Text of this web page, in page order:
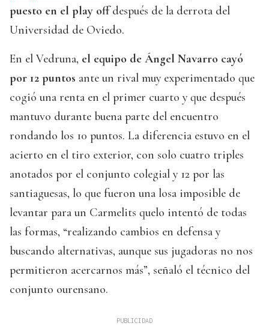
puesto en el play offdespués de la derrota del
Universidad de Oviedo.
En el Vedruna, el equipo de Ángel Navarro cayó
por 12 puntos ante un rival muy experimentado que
cogió una renta en el primer cuarto y que después
mantuvo durante buena parte del encuentro
rondando los 10 puntos. La diferencia estuvo en el
acierto en el tiro exterior, con solo cuatro triples
anotados por el conjunto colegial y 12 por las
santiaguesas, lo que fueron una losa imposible de
levantar para un Carmelits quelo intentó de todas
las formas, “realizando cambios en defensa y
buscando alternativas, aunque sus jugadoras no nos
permitieron acercarnos más”, señaló el técnico del
conjunto ourensano.